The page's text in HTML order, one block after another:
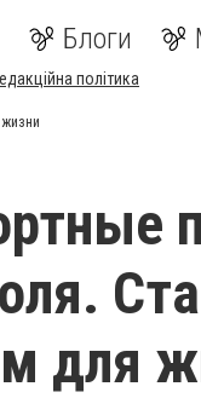
Блоги
політика
для